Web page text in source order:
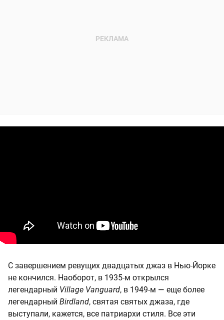
С завершением ревущих двадцатых джаз в Нью-Йорке
не кончился. Наоборот, в 1935-м открылся
легендарный Village Vanguard, в 1949-м — еще более
легендарный Birdland, святая святых джаза, где
выступали, кажется, все патриархи стиля. Все эти